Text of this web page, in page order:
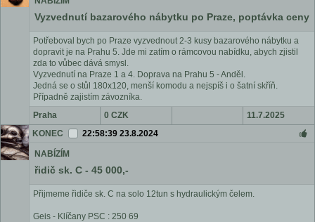
Vyzvednutí bazarového nábytku po Praze, poptávka ceny
Potřeboval bych po Praze vyzvednout 2-3 kusy bazarového nábytku a
dopravit je na Prahu 5. Jde mi zatím o rámcovou nabídku, abych zjistil
zda to vůbec dává smysl.
Vyzvednutí na Praze 1 a 4. Doprava na Prahu 5 - Anděl.
Jedná se o stůl 180x120, menší komodu a nejspíš i o šatní skříň.
Případně zajistím závozníka.
Praha
0 CZK
11.7.2025
KONEC
22:58:39 23.8.2024
NABÍZÍM
řidič sk. C - 45 000,-
Přijmeme řidiče sk. C na solo 12tun s hydraulickým čelem.
Geis - Klíčany PSC : 250 69